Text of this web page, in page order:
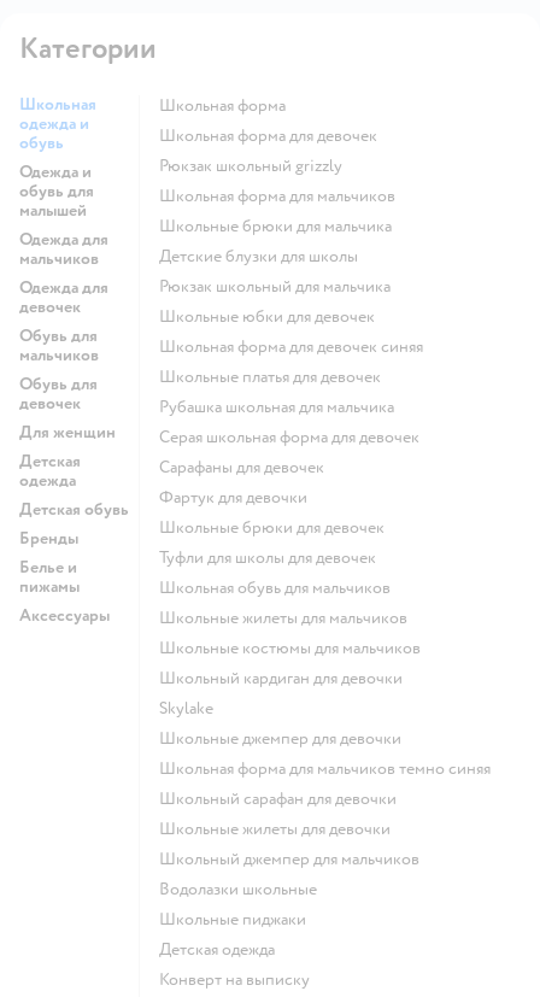
Категории
Школьная
одежда и
обувь
Одежда и
обувь для
малышей
Одежда для
мальчиков
Одежда для
девочек
Обувь для
мальчиков
Обувь для
девочек
Для женщин
Детская
одежда
Детская обувь
Бренды
Белье и
пижамы
Аксессуары
Школьная форма
Школьная форма для девочек
Рюкзак школьный grizzly
Школьная форма для мальчиков
Школьные брюки для мальчика
Детские блузки для школы
Рюкзак школьный для мальчика
Школьные юбки для девочек
Школьная форма для девочек синяя
Школьные платья для девочек
Рубашка школьная для мальчика
Серая школьная форма для девочек
Сарафаны для девочек
Фартук для девочки
Школьные брюки для девочек
Туфли для школы для девочек
Школьная обувь для мальчиков
Школьные жилеты для мальчиков
Школьные костюмы для мальчиков
Школьный кардиган для девочки
Skylake
Школьные джемпер для девочки
Школьная форма для мальчиков темно синяя
Школьный сарафан для девочки
Школьные жилеты для девочки
Школьный джемпер для мальчиков
Водолазки школьные
Школьные пиджаки
Детская одежда
Конверт на выписку